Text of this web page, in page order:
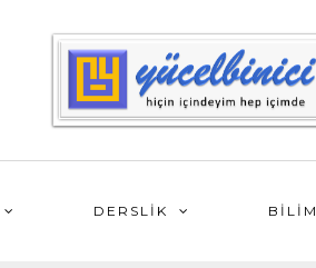
DERSLİK BİLİM